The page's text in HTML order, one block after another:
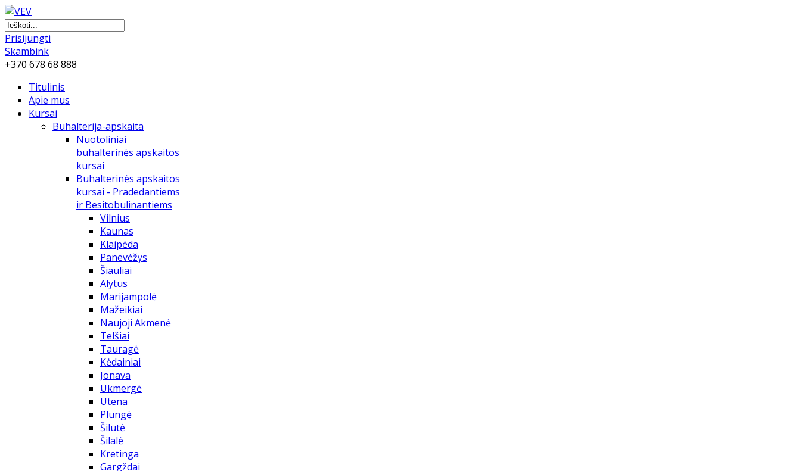
Prisijungti
Skambink
+370 678 68 888
Titulinis
Apie mus
Kursai
Buhalterija-apskaita
Nuotoliniai
buhalterinės apskaitos
kursai
Buhalterinės apskaitos
kursai - Pradedantiems
ir Besitobulinantiems
Vilnius
Kaunas
Klaipėda
Panevėžys
Šiauliai
Alytus
Marijampolė
Mažeikiai
Naujoji Akmenė
Telšiai
Tauragė
Kėdainiai
Jonava
Ukmergė
Utena
Plungė
Šilutė
Šilalė
Kretinga
Gargždai